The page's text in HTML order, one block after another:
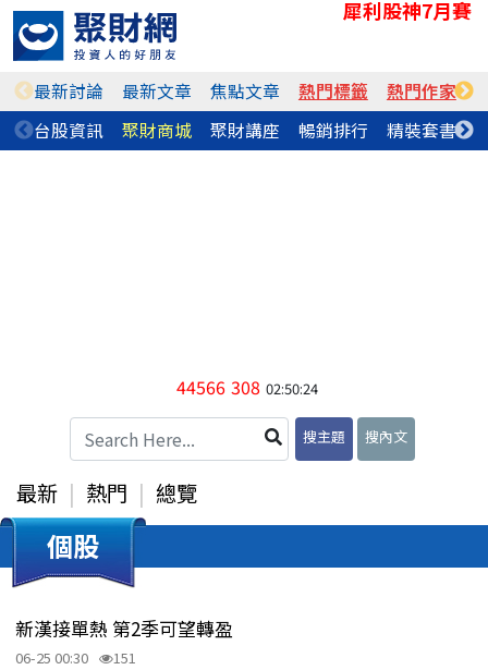
犀利股神7月賽
最新討論 最新文章 焦點文章 熱門標籤 熱門作家
台股資訊
聚財商城 聚財講座 暢銷排行 精裝套書
44566 308 02:50:24
搜主題 搜內文
最新 熱門 總覽
個股
新漢接單熱 第2季可望轉盈
06-25 00:30 151